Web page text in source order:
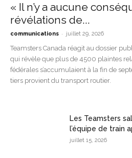
« Il n’y a aucune
révélations de...
communications - juillet 29, 2026
Teamsters Canada réagit au dossier
qui révèle que plus de 4500 plaintes
fédérales s’accumulaient à la fin de
tiers provient du transport routier.
Les Teamsters
l’équipe de train
juillet 15, 2026